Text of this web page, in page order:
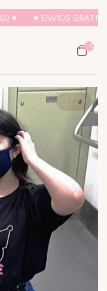
♥ ENVIOS GRATIS A
0
1 /3